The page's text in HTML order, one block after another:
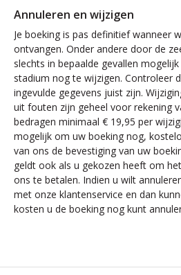
Annuleren en wijzigen
Je boeking is pas definitief wanneer
ontvangen. Onder andere door de
slechts in bepaalde gevallen
stadium nog te wijzigen. Controleer
ingevulde gegevens juist zijn.
uit fouten zijn geheel voor rekening
bedragen minimaal € 19,95 per
mogelijk om uw boeking nog,
van ons de bevestiging van uw
geldt ook als u gekozen heeft om
ons te betalen. Indien u wilt
met onze klantenservice en dan
kosten u de boeking nog kunt